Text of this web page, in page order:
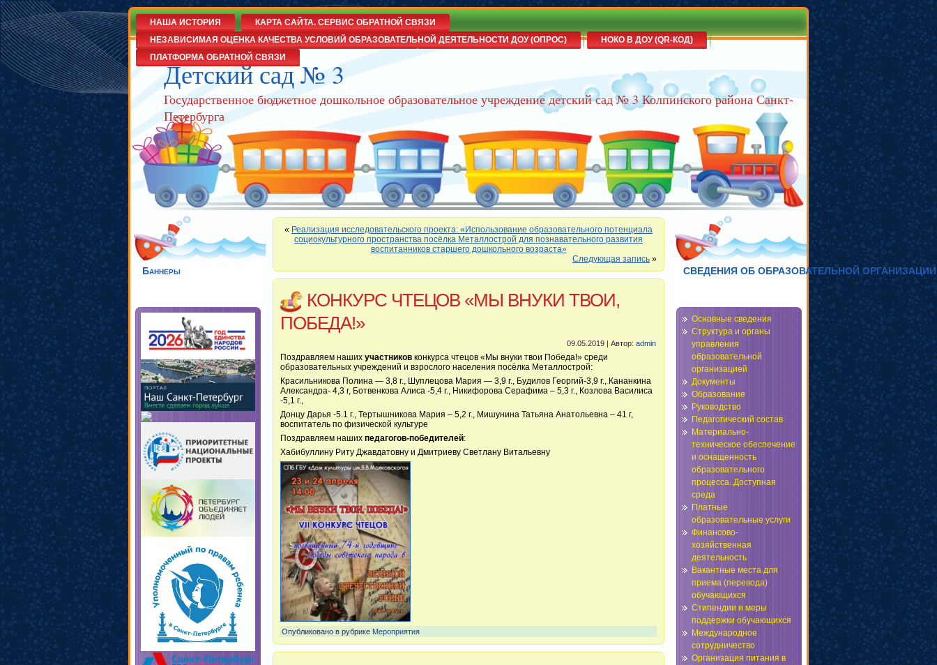
Детский сад № 3
Государственное бюджетное дошкольное образовательное учреждение детский сад № 3 Колпинского района Санкт-
Петербурга
НАША ИСТОРИЯ
КАРТА САЙТА. СЕРВИС ОБРАТНОЙ СВЯЗИ
НЕЗАВИСИМАЯ ОЦЕНКА КАЧЕСТВА УСЛОВИЙ ОБРАЗОВАТЕЛЬНОЙ ДЕЯТЕЛЬНОСТИ ДОУ (ОПРОС)
НОКО В ДОУ (QR-КОД)
ПЛАТФОРМА ОБРАТНОЙ СВЯЗИ
Баннеры
« Реализация исследовательского проекта: «Использование образовательного потенциала
социокультурного пространства посёлка Металлострой для познавательного развития
воспитанников старшего дошкольного возраста»
Следующая запись »
КОНКУРС ЧТЕЦОВ «МЫ ВНУКИ ТВОИ,
ПОБЕДА!»
09.05.2019 | Автор: admin
Поздравляем наших участников конкурса чтецов «Мы внуки твои Победа!» среди
образовательных учреждений и взрослого населения посёлка Металлострой:
Красильникова Полина — 3,8 г., Шуплецова Мария — 3,9 г., Будилов Георгий-3,9 г., Кананкина
Александра- 4,3 г, Ботвенкова Алиса -5,4 г., Никифорова Серафима – 5,3 г., Козлова Василиса
-5,1 г.,
Донцу Дарья -5.1 г., Тертышникова Мария – 5,2 г., Мишунина Татьяна Анатольевна – 41 г,
воспитатель по физической культуре
Поздравляем наших педагогов-победителей:
Хабибуллину Риту Джавдатовну и Дмитриеву Светлану Витальевну
Опубликовано в рубрике Мероприятия
СВЕДЕНИЯ ОБ ОБРАЗОВАТЕЛЬНОЙ ОРГАНИЗАЦИИ
Основные сведения
Структура и органы
управления
образовательной
организацией
Документы
Образование
Руководство
Педагогический состав
Материально-
техническое обеспечение
и оснащенность
образовательного
процесса. Доступная
среда
Платные
образовательные услуги
Финансово-
хозяйственная
деятельность
Вакантные места для
приема (перевода)
обучающихся
Стипендии и меры
поддержки обучающихся
Международное
сотрудничество
Организация питания в